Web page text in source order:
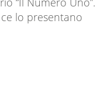
lo presentano